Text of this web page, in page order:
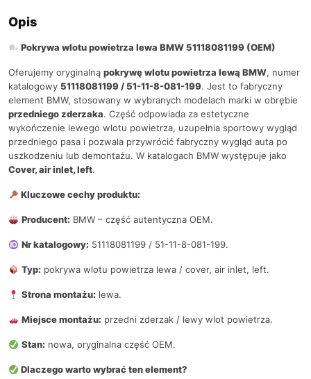
Opis
Pokrywa wlotu powietrza lewa BMW 51118081199 (OEM)
Oferujemy oryginalną pokrywę wlotu powietrza lewą BMW, numer
katalogowy 51118081199 / 51-11-8-081-199. Jest to fabryczny
element BMW, stosowany w wybranych modelach marki w obrębie
przedniego zderzaka. Część odpowiada za estetyczne
wykończenie lewego wlotu powietrza, uzupełnia sportowy wygląd
przedniego pasa i pozwala przywrócić fabryczny wygląd auta po
uszkodzeniu lub demontażu. W katalogach BMW występuje jako
Cover, air inlet, left.
Kluczowe cechy produktu:
Producent: BMW – część autentyczna OEM.
Nr katalogowy: 51118081199 / 51-11-8-081-199.
Typ: pokrywa wlotu powietrza lewa / cover, air inlet, left.
Strona montażu: lewa.
Miejsce montażu: przedni zderzak / lewy wlot powietrza.
Stan: nowa, oryginalna część OEM.
Dlaczego warto wybrać ten element?